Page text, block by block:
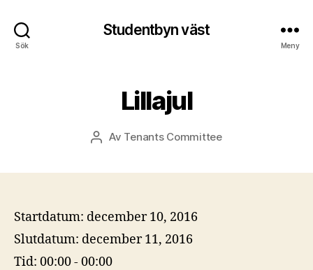
Sök
Studentbyn väst
Meny
Lillajul
Inläggsförfattare
Av Tenants Committee
Startdatum: december 10, 2016
Slutdatum: december 11, 2016
Tid: 00:00 - 00:00